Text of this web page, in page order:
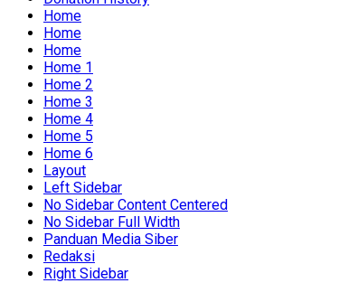
Home
Home
Home
Home 1
Home 2
Home 3
Home 4
Home 5
Home 6
Layout
Left Sidebar
No Sidebar Content Centered
No Sidebar Full Width
Panduan Media Siber
Redaksi
Right Sidebar